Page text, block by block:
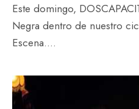
Este domingo,
Negra dentro de nuestro
Escena....